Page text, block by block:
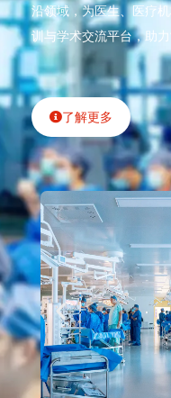
沿领域，为医生、医疗
训与学术交流平台，助力
了解更多